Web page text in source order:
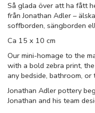
Så glada över att ha fått
från Jonathan Adler –
soffborden, sängborden
Ca 15 x 10 cm
Our mini-homage to the
with a bold zebra print,
any bedside, bathroom, or
Jonathan Adler pottery
Jonathan and his team